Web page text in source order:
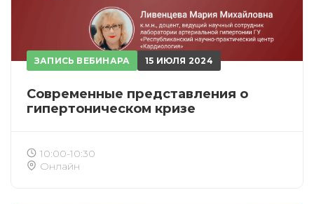
ЗАПИСЬ ВЕБИНАРА 15 ИЮЛЯ 2024
Современные представления о
гипертоническом кризе
10:00-10:30
Онлайн